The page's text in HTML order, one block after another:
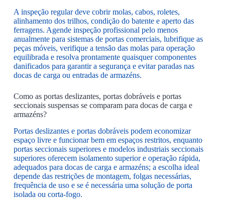
A inspeção regular deve cobrir molas, cabos, roletes,
alinhamento dos trilhos, condição do batente e aperto das
ferragens. Agende inspeção profissional pelo menos
anualmente para sistemas de portas comerciais, lubrifique as
peças móveis, verifique a tensão das molas para operação
equilibrada e resolva prontamente quaisquer componentes
danificados para garantir a segurança e evitar paradas nas
docas de carga ou entradas de armazéns.
Como as portas deslizantes, portas dobráveis e portas
seccionais suspensas se comparam para docas de carga e
armazéns?
Portas deslizantes e portas dobráveis podem economizar
espaço livre e funcionar bem em espaços restritos, enquanto
portas seccionais superiores e modelos industriais seccionais
superiores oferecem isolamento superior e operação rápida,
adequados para docas de carga e armazéns; a escolha ideal
depende das restrições de montagem, folgas necessárias,
frequência de uso e se é necessária uma solução de porta
isolada ou corta-fogo.